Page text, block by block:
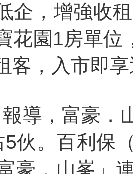
企，增強收
花園1房單
客，入市即
報導，富豪
5伙。百利保
豪．山峯」